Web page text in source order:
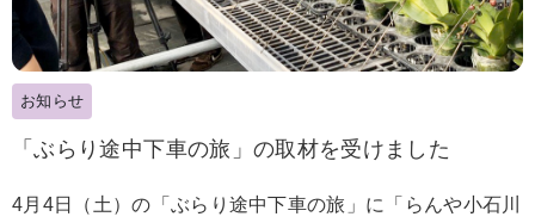
お知らせ
「ぶらり途中下車の旅」の取材を受けました
4月4日（土）の「ぶらり途中下車の旅」に「らんや小石川